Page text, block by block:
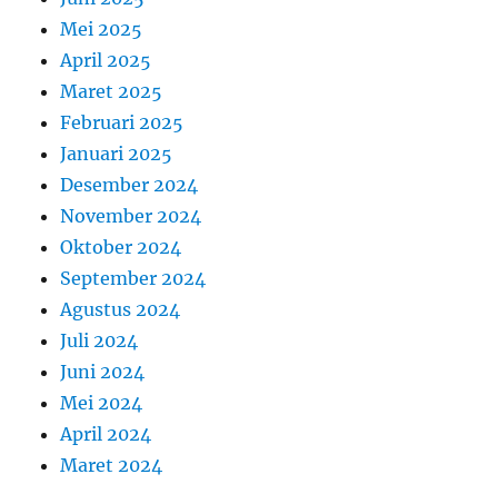
Mei 2025
April 2025
Maret 2025
Februari 2025
Januari 2025
Desember 2024
November 2024
Oktober 2024
September 2024
Agustus 2024
Juli 2024
Juni 2024
Mei 2024
April 2024
Maret 2024